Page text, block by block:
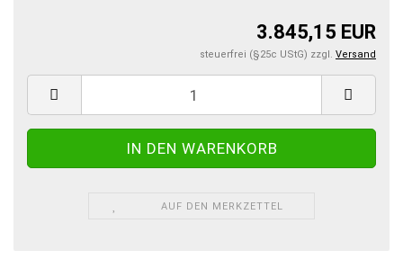
3.845,15 EUR
steuerfrei (§25c UStG) zzgl. Versand
AUF DEN MERKZETTEL